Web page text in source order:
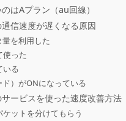
はAプラン（au回線）
信速度が遅くなる原因
を利用した
使った
いる
）がONになっている
ービスを使った速度改善方法
ットを分けてもらう